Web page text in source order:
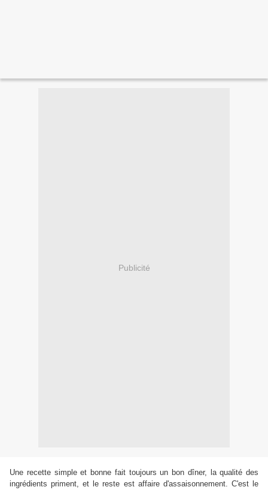
Publicité
Une recette simple et bonne fait toujours un bon dîner, la qualité des
ingrédients priment, et le reste est affaire d'assaisonnement. C'est le